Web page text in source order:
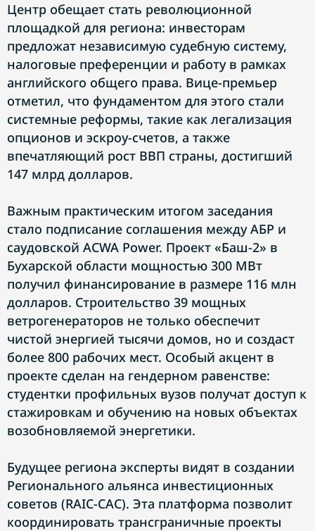
Центр обещает стать революционной
площадкой для региона: инвесторам
предложат независимую судебную систему,
налоговые преференции и работу в рамках
английского общего права. Вице-премьер
отметил, что фундаментом для этого стали
системные реформы, такие как легализация
опционов и эскроу-счетов, а также
впечатляющий рост ВВП страны, достигший
147 млрд долларов.
Важным практическим итогом заседания
стало подписание соглашения между АБР и
саудовской ACWA Power. Проект «Баш-2» в
Бухарской области мощностью 300 МВт
получил финансирование в размере 116 млн
долларов. Строительство 39 мощных
ветрогенераторов не только обеспечит
чистой энергией тысячи домов, но и создаст
более 800 рабочих мест. Особый акцент в
проекте сделан на гендерном равенстве:
студентки профильных вузов получат доступ к
стажировкам и обучению на новых объектах
возобновляемой энергетики.
Будущее региона эксперты видят в создании
Регионального альянса инвестиционных
советов (RAIC-CAC). Эта платформа позволит
координировать трансграничные проекты